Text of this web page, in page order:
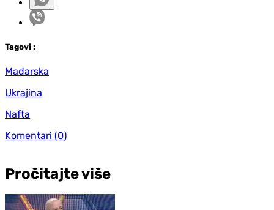
Tagovi :
Mađarska
Ukrajina
Nafta
Komentari (0)
Pročitajte više